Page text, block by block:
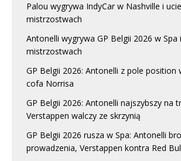
Palou wygrywa IndyCar w Nashville i
mistrzostwach
Antonelli wygrywa GP Belgii 2026 w Spa
mistrzostwach
GP Belgii 2026: Antonelli z pole position
cofa Norrisa
GP Belgii 2026: Antonelli najszybszy na
Verstappen walczy ze skrzynią
GP Belgii 2026 rusza w Spa: Antonelli
prowadzenia, Verstappen kontra Red